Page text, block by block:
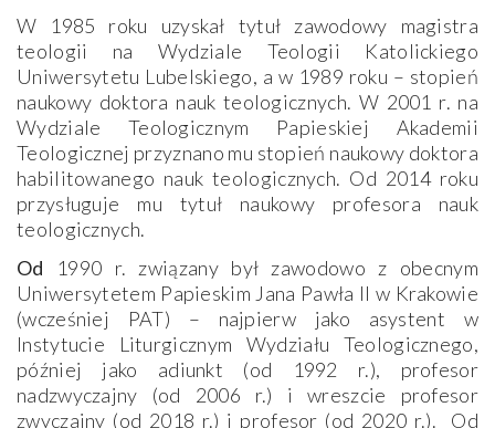
W 1985 roku uzyskał tytuł zawodowy magistra
teologii na Wydziale Teologii Katolickiego
Uniwersytetu Lubelskiego, a w 1989 roku – stopień
naukowy doktora nauk teologicznych. W 2001 r. na
Wydziale Teologicznym Papieskiej Akademii
Teologicznej przyznano mu stopień naukowy doktora
habilitowanego nauk teologicznych. Od 2014 roku
przysługuje mu tytuł naukowy profesora nauk
teologicznych.
Od 1990 r. związany był zawodowo z obecnym
Uniwersytetem Papieskim Jana Pawła II w Krakowie
(wcześniej PAT) – najpierw jako asystent w
Instytucie Liturgicznym Wydziału Teologicznego,
później jako adiunkt (od 1992 r.), profesor
nadzwyczajny (od 2006 r.) i wreszcie profesor
zwyczajny (od 2018 r.) i profesor (od 2020 r.). Od